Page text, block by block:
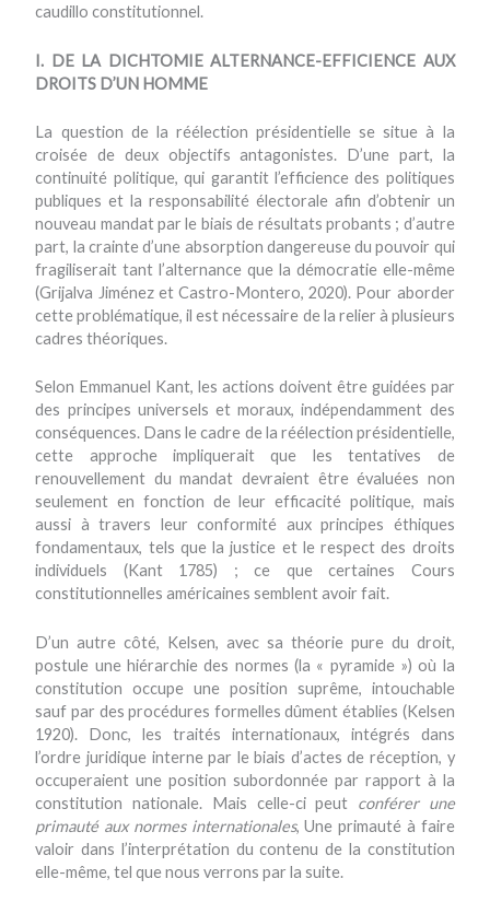
caudillo constitutionnel.
I. DE LA DICHTOMIE ALTERNANCE-EFFICIENCE AUX
DROITS D’UN HOMME
La question de la réélection présidentielle se situe à la
croisée de deux objectifs antagonistes. D’une part, la
continuité politique, qui garantit l’efficience des politiques
publiques et la responsabilité électorale afin d’obtenir un
nouveau mandat par le biais de résultats probants ; d’autre
part, la crainte d’une absorption dangereuse du pouvoir qui
fragiliserait tant l’alternance que la démocratie elle-même
(Grijalva Jiménez et Castro-Montero, 2020). Pour aborder
cette problématique, il est nécessaire de la relier à plusieurs
cadres théoriques.
Selon Emmanuel Kant, les actions doivent être guidées par
des principes universels et moraux, indépendamment des
conséquences. Dans le cadre de la réélection présidentielle,
cette approche impliquerait que les tentatives de
renouvellement du mandat devraient être évaluées non
seulement en fonction de leur efficacité politique, mais
aussi à travers leur conformité aux principes éthiques
fondamentaux, tels que la justice et le respect des droits
individuels (Kant 1785) ; ce que certaines Cours
constitutionnelles américaines semblent avoir fait.
D’un autre côté, Kelsen, avec sa théorie pure du droit,
postule une hiérarchie des normes (la « pyramide ») où la
constitution occupe une position suprême, intouchable
sauf par des procédures formelles dûment établies (Kelsen
1920). Donc, les traités internationaux, intégrés dans
l’ordre juridique interne par le biais d’actes de réception, y
occuperaient une position subordonnée par rapport à la
constitution nationale. Mais celle-ci peut conférer une
primauté aux normes internationales, Une primauté à faire
valoir dans l’interprétation du contenu de la constitution
elle-même, tel que nous verrons par la suite.